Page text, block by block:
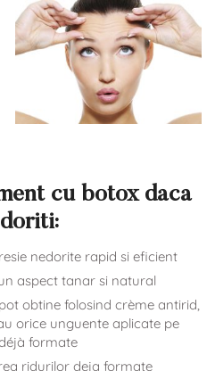
cu botox daca
nedorite rapid si eficient
aspect tanar si natural
obtine folosind crème antirid,
orice unguente aplicate pe
formate
ridurilor deja formate